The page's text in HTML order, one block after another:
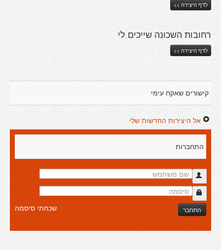
לדף היצירה >>
רחובות השכונה שייכים לי
לדף היצירה >>
קישורים שאקח עימי
אל היצירות החדשות שלי
התחברות
התחבר שכחתי סיסמה